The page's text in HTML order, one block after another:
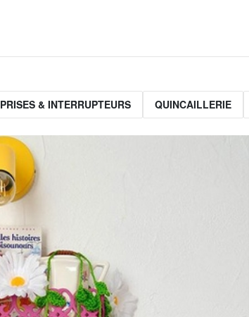
PRISES & INTERRUPTEURS QUINCAILLERIE